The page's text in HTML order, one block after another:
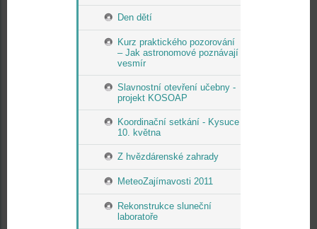
Den dětí
Kurz praktického pozorování
– Jak astronomové poznávají
vesmír
Slavnostní otevření učebny -
projekt KOSOAP
Koordinační setkání - Kysuce
10. května
Z hvězdárenské zahrady
MeteoZajímavosti 2011
Rekonstrukce sluneční
laboratoře